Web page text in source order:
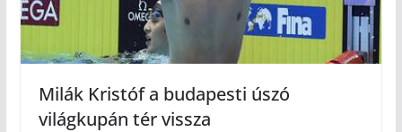
Milák Kristóf a budapesti úszó
világkupán tér vissza